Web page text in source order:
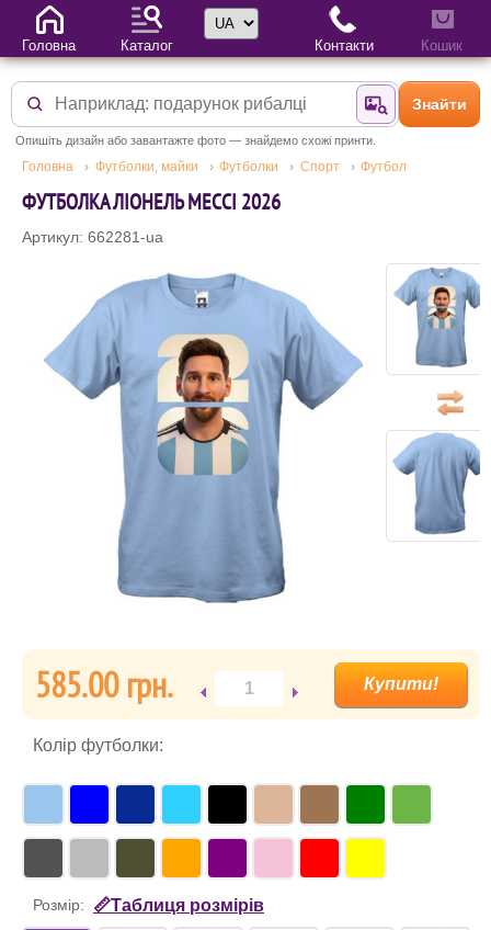
Знайти за
Знайти
Опишіть дизайн або завантажте фото — знайдемо схожі принти.
Головна Футболки, майки Футболки Спорт Футбол
ФУТБОЛКА ЛІОНЕЛЬ МЕССІ 2026
Артикул: 662281-ua
585.00 гpн.
Колір футболки:
Розмір: 📏Таблиця розмірів
Головна Каталог
Вибір мови
Контакти Кошик